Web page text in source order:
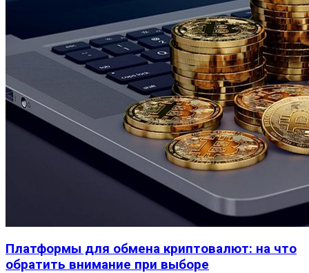
Платформы для обмена криптовалют: на что
обратить внимание при выборе